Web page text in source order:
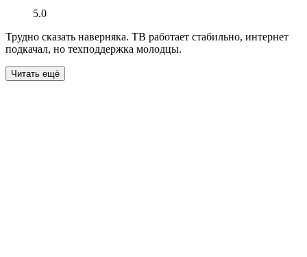
5.0
Трудно сказать наверняка. ТВ работает стабильно, интернет
подкачал, но техподдержка молодцы.
Читать ещё